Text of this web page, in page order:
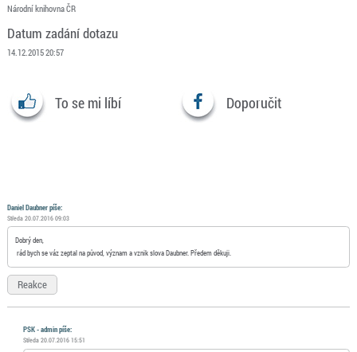
Národní knihovna ČR
Datum zadání dotazu
14.12.2015 20:57
To se mi líbí Doporučit
Daniel Daubner píše:
Středa 20.07.2016 09:03
Dobrý den,
rád bych se váz zeptal na původ, význam a vznik slova Daubner. Předem děkuji.
Reakce
PSK - admin píše:
Středa 20.07.2016 15:51